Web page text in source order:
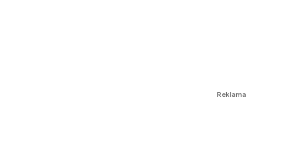
Reklama